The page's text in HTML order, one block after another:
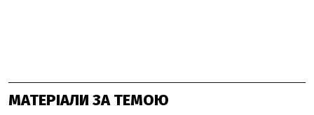
МАТЕРІАЛИ ЗА ТЕМОЮ